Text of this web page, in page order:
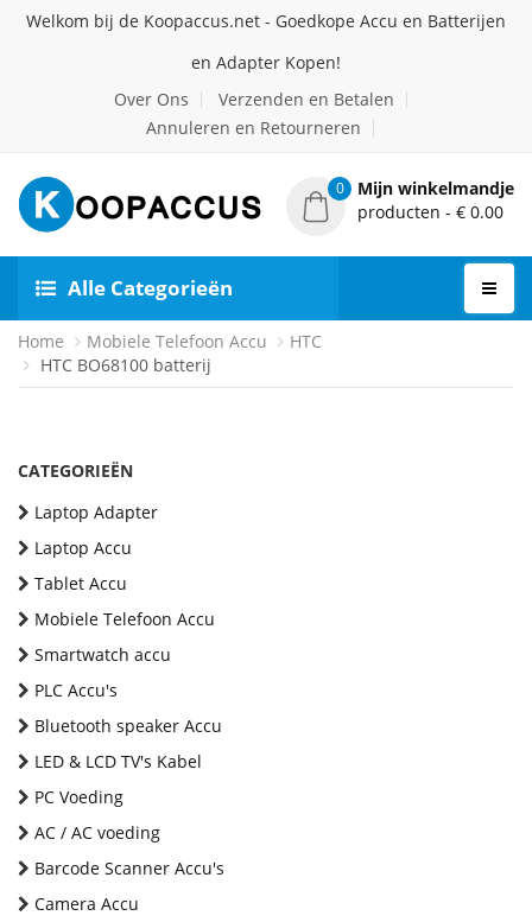
Welkom bij de Koopaccus.net - Goedkope Accu en Batterijen
en Adapter Kopen!
Over Ons
Verzenden en Betalen
Annuleren en Retourneren
0
Mijn winkelmandje
producten - € 0.00
Alle Categorieën
Home Mobiele Telefoon Accu
HTC
HTC BO68100 batterij
CATEGORIEËN
Laptop Adapter
Laptop Accu
Tablet Accu
Mobiele Telefoon Accu
Smartwatch accu
PLC Accu's
Bluetooth speaker Accu
LED & LCD TV's Kabel
PC Voeding
AC / AC voeding
Barcode Scanner Accu's
Camera Accu